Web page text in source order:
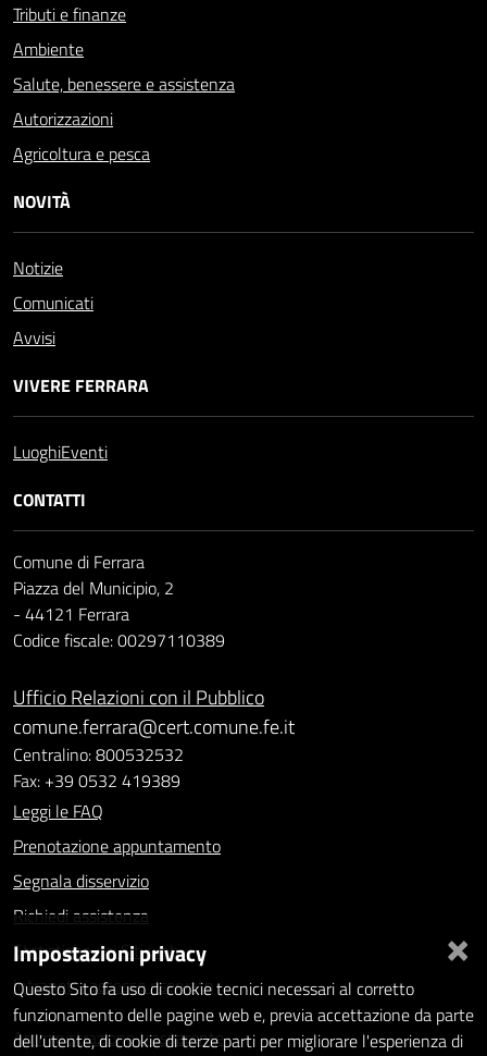
Tributi e finanze
Ambiente
Salute, benessere e assistenza
Autorizzazioni
Agricoltura e pesca
NOVITÀ
Notizie
Comunicati
Avvisi
VIVERE FERRARA
LuoghiEventi
CONTATTI
Comune di Ferrara
Piazza del Municipio, 2
- 44121 Ferrara
Codice fiscale: 00297110389
Ufficio Relazioni con il Pubblico
comune.ferrara@cert.comune.fe.it
Centralino: 800532532
Fax: +39 0532 419389
Leggi le FAQ
Prenotazione appuntamento
Segnala disservizio
Richiedi assistenza
Statistiche dei Siti web
Intranet - accesso riservato
Amministrazione trasparente
×
Impostazioni privacy
Questo Sito fa uso di cookie tecnici necessari al corretto
funzionamento delle pagine web e, previa accettazione da parte
dell'utente, di cookie di terze parti per migliorare l'esperienza di